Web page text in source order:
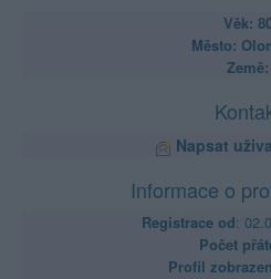
Věk:
Město:
Země:
Napsat
Informace o
Registrace od:
Počet
Profil zobrazen